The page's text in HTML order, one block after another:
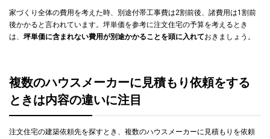
家づくり全体の費用を考えた時、別途付帯工事費は2割前後、諸費用は1割前
後かかると言われています。坪単価を参考に注文住宅の予算を考えるとき
は、 坪単価に含まれない費用が別途かかることを頭に入れておきましょう。
複数のハウスメーカーに見積もり依頼をする
ときは内容の違いに注目
注文住宅の建築依頼先を探すとき、複数のハウスメーカーに見積もりを依頼